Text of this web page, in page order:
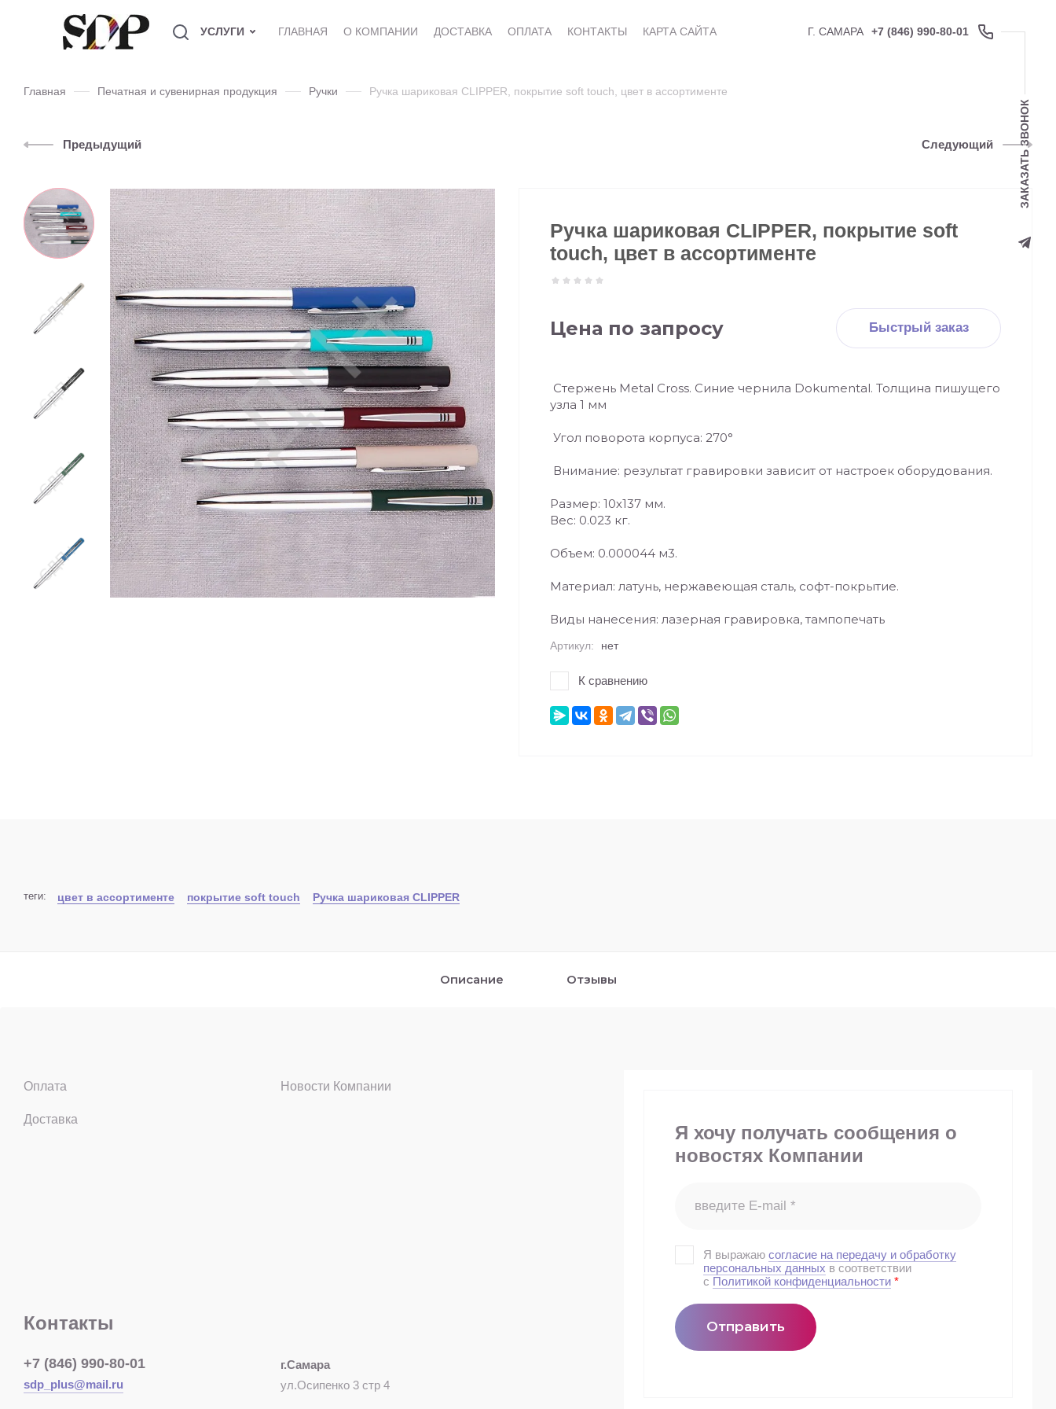
УСЛУГИ ГЛАВНАЯ О КОМПАНИИ ДОСТАВКА ОПЛАТА КОНТАКТЫ КАРТА САЙТА Г. САМАРА +7 (846) 990-80-01
ЗАКАЗАТЬ ЗВОНОК
Главная Печатная и сувенирная продукция Ручки Ручка шариковая CLIPPER, покрытие soft touch, цвет в ассортименте
Предыдущий Следующий
Ручка шариковая CLIPPER, покрытие soft
touch, цвет в ассортименте
Цена по запросу Быстрый заказ
Стержень Metal Cross. Синие чернила Dokumental. Толщина пишущего
узла 1 мм
Угол поворота корпуса: 270°
Внимание: результат гравировки зависит от настроек оборудования.
Размер: 10х137 мм.
Вес: 0.023 кг.
Объем: 0.000044 м3.
Материал: латунь, нержавеющая сталь, софт-покрытие.
Виды нанесения: лазерная гравировка, тампопечать
Артикул: нет
К сравнению
теги: цвет в ассортименте покрытие soft touch Ручка шариковая CLIPPER
Описание Отзывы
Оплата Новости Компании
Доставка
Контакты
+7 (846) 990-80-01
sdp_plus@mail.ru
г.Самара
ул.Осипенко 3 стр 4
Я хочу получать сообщения о
новостях Компании
Я выражаю согласие на передачу и обработку
персональных данных в соответствии
с Политикой конфиденциальности *
Отправить